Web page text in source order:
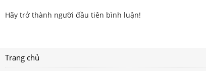
Hãy trở thành người đầu tiên bình luận!
Trang chủ